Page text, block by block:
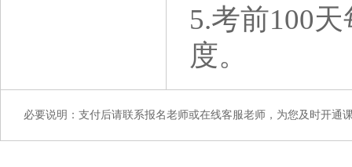
5.考前100
度。
必要说明：支付后请联系报名老师或在线客服老师，为您及时开通